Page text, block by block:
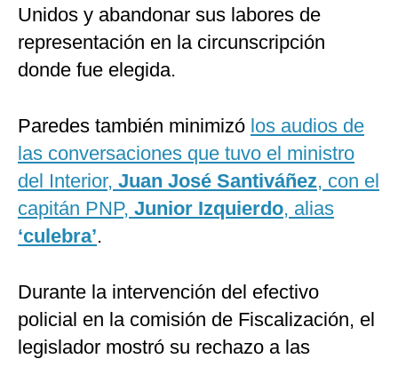
Unidos y abandonar sus labores de
representación en la circunscripción
donde fue elegida.
Paredes también minimizó los audios de
las conversaciones que tuvo el ministro
del Interior, Juan José Santiváñez, con el
capitán PNP, Junior Izquierdo, alias
‘culebra’.
Durante la intervención del efectivo
policial en la comisión de Fiscalización, el
legislador mostró su rechazo a las